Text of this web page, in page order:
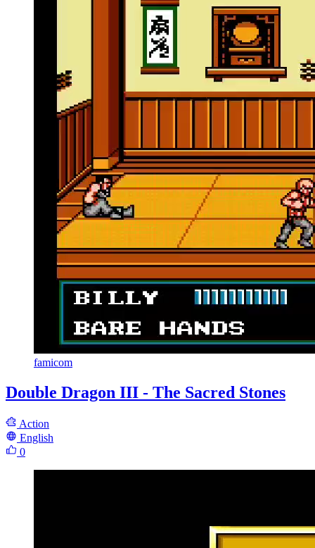
famicom
Double Dragon III - The Sacred Stones
Action
English
0